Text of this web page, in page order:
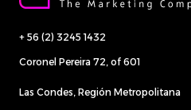
+ 56 (2) 3245 1432
Coronel Pereira 72, of 601
Las Condes, Región Metropolitana